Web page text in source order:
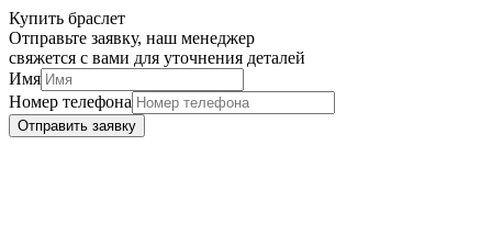
Купить браслет
Отправьте заявку, наш менеджер
свяжется с вами для уточнения деталей
Имя
Номер телефона
Отправить заявку